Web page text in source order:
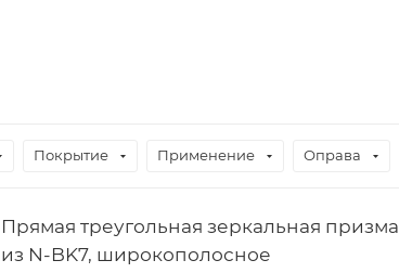
Покрытие Применение Оправа
Прямая треугольная зеркальная призма
из N-BK7, широкополосное